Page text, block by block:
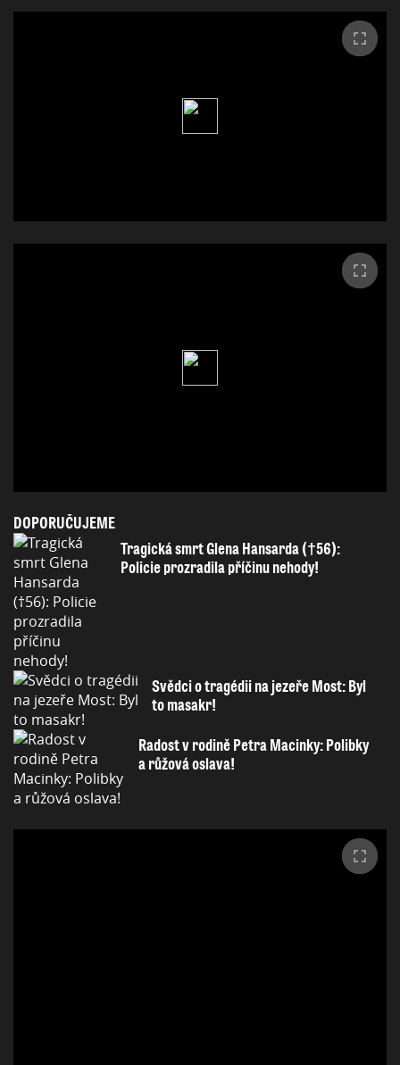
DOPORUČUJEME
Tragická smrt Glena Hansarda (†56):
Policie prozradila příčinu nehody!
Svědci o tragédii na jezeře Most: Byl
to masakr!
Radost v rodině Petra Macinky: Polibky
a růžová oslava!